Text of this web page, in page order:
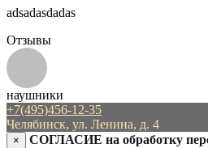
adsadasdadas
Отзывы
наушники
+7(495)456-12-35
Челябинск, ул. Ленина, д. 4
×
СОГЛАСИЕ на обработку